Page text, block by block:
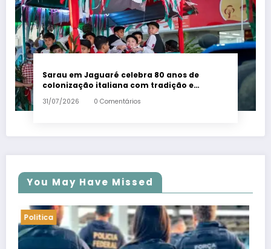
Sarau em Jaguaré celebra 80 anos de
colonização italiana com tradição e
trambolhão da polenta – Em Dia ES
31/07/2026 0 Comentários
You May Have Missed
Politica